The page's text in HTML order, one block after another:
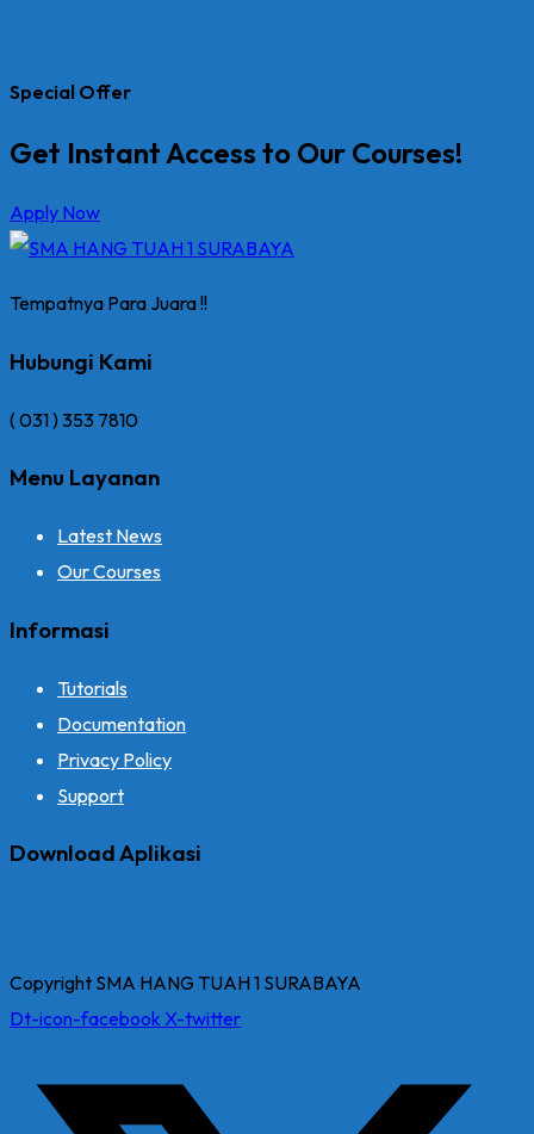
Special Offer
Get Instant Access to Our Courses!
Apply Now
Tempatnya Para Juara !!
Hubungi Kami
( 031 ) 353 7810
Menu Layanan
Latest News
Our Courses
Informasi
Tutorials
Documentation
Privacy Policy
Support
Download Aplikasi
Copyright SMA HANG TUAH 1 SURABAYA
Dt-icon-facebook X-twitter